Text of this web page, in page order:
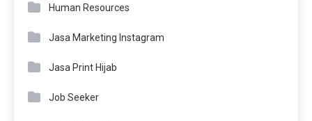
Human Resources
Jasa Marketing Instagram
Jasa Print Hijab
Job Seeker